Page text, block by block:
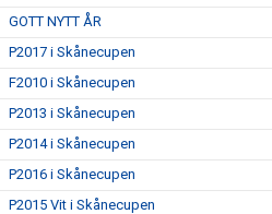
GOTT NYTT ÅR
P2017 i Skånecupen
F2010 i Skånecupen
P2013 i Skånecupen
P2014 i Skånecupen
P2016 i Skånecupen
P2015 Vit i Skånecupen